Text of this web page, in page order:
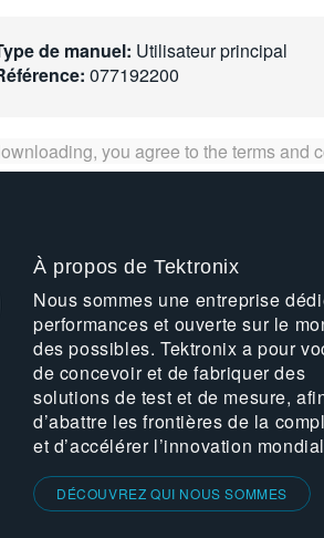
de manuel: Utilisateur principal
077192200
you agree to the terms and
À propos de Tektronix
Nous sommes une entreprise
performances et ouverte sur le
des possibles. Tektronix a pour
de concevoir et de fabriquer des
solutions de test et de mesure,
d’abattre les frontières de la
et d’accélérer l’innovation
DÉCOUVREZ QUI NOUS SOMMES